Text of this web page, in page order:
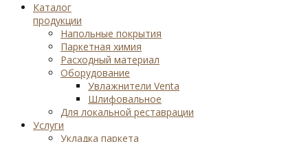
Каталог
продукции
Напольные покрытия
Паркетная химия
Расходный материал
Оборудование
Увлажнители Venta
Шлифовальное
Для локальной реставрации
Услуги
Укладка паркета